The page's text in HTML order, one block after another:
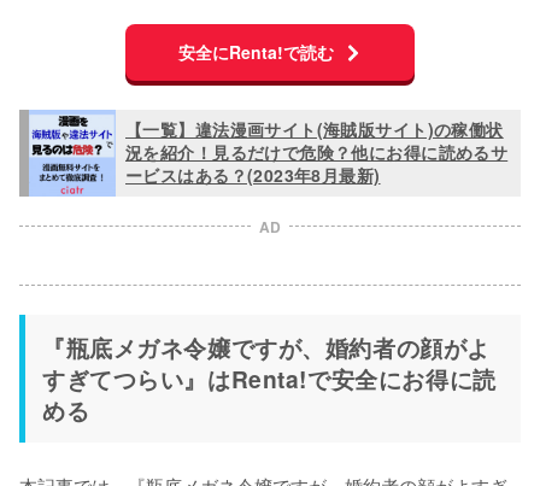
安全にRenta!で読む
【一覧】違法漫画サイト(海賊版サイト)の稼働状
況を紹介！見るだけで危険？他にお得に読めるサ
ービスはある？(2023年8月最新)
AD
『瓶底メガネ令嬢ですが、婚約者の顔がよ
すぎてつらい』はRenta!で安全にお得に読
める